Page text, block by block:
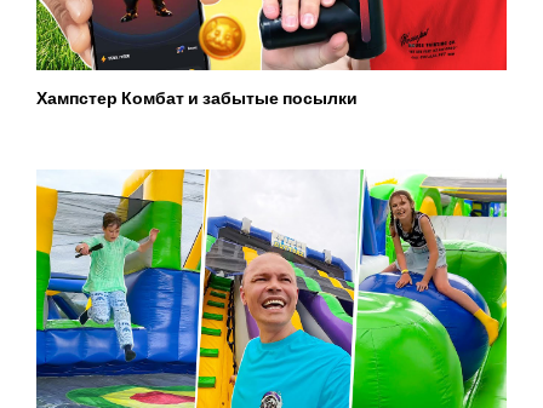
Хампстер Комбат и забытые посылки